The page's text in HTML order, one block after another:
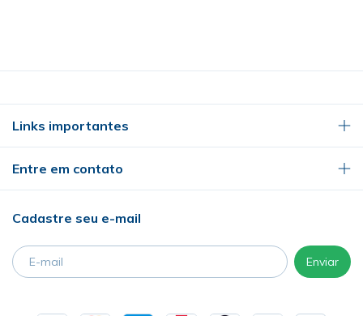
Links importantes
Entre em contato
Cadastre seu e-mail